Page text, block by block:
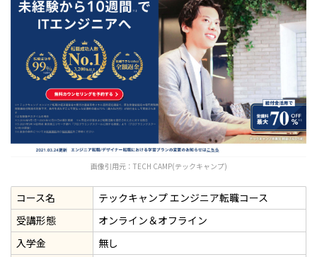
画像引用元： TECH CAMP(テックキャンプ)
コース名
テックキャンプ エンジニア転職コース
受講形態
オンライン＆オフライン
入学金
無し